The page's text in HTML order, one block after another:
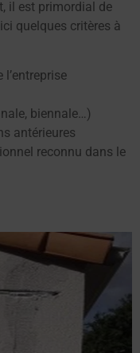
il est primordial de
quelques critères à
l’entreprise
biennale…)
antérieures
reconnu dans le